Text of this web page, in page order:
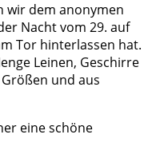
wir dem anonymen
Nacht vom 29. auf
Tor hinterlassen hat.
Leinen, Geschirre
und aus
eine schöne